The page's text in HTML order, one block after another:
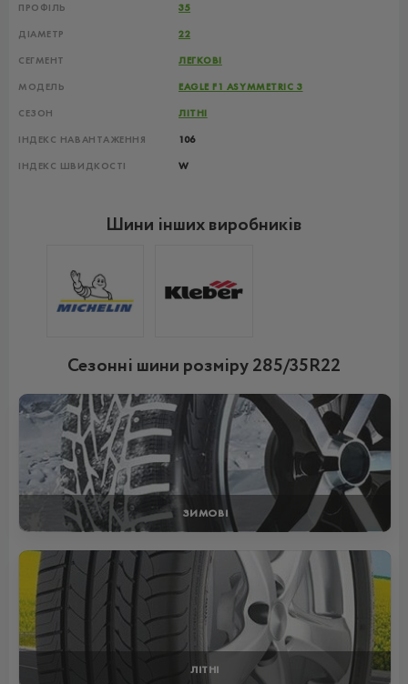
ПРОФІЛЬ 35
ДІАМЕТР 22
СЕГМЕНТ ЛЕГКОВІ
МОДЕЛЬ EAGLE F1 ASYMMETRIC 3
СЕЗОН ЛІТНІ
ІНДЕКС НАВАНТАЖЕННЯ 106
ІНДЕКС ШВИДКОСТІ W
Шини інших виробників
Сезонні шини розміру 285/35R22
ЗИМОВІ
ЛІТНІ